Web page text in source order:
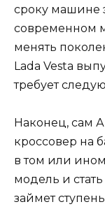
сроку машине
современном
менять
Lada Vesta
требует
Наконец, сам
кроссовер на
в том или
модель и
займет